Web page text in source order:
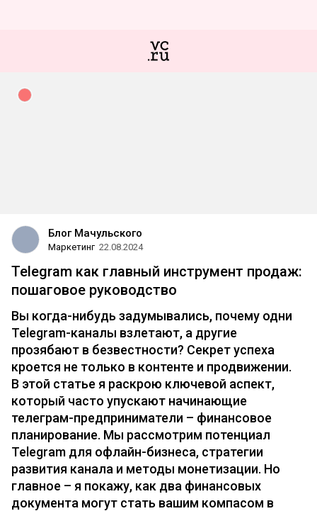
Блог Мачульского
Маркетинг 22.08.2024
Telegram как главный инструмент продаж:
пошаговое руководство
Вы когда-нибудь задумывались, почему одни
Telegram-каналы взлетают, а другие
прозябают в безвестности? Секрет успеха
кроется не только в контенте и продвижении.
В этой статье я раскрою ключевой аспект,
который часто упускают начинающие
телеграм-предприниматели – финансовое
планирование. Мы рассмотрим потенциал
Telegram для офлайн-бизнеса, стратегии
развития канала и методы монетизации. Но
главное – я покажу, как два финансовых
документа могут стать вашим компасом в